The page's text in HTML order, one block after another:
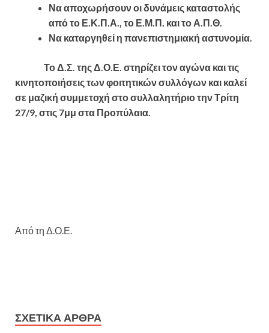
Να αποχωρήσουν οι δυνάμεις καταστολής
από το Ε.Κ.Π.Α., το Ε.Μ.Π. και το Α.Π.Θ.
Να καταργηθεί η πανεπιστημιακή αστυνομία.
Το Δ.Σ. της Δ.Ο.Ε. στηρίζει τον αγώνα και τις
κινητοποιήσεις των φοιτητικών συλλόγων και καλεί
σε μαζική συμμετοχή στο συλλαλητήριο την Τρίτη
27/9, στις 7μμ στα Προπύλαια.
Από τη Δ.Ο.Ε.
ΣΧΕΤΙΚΆ ΆΡΘΡΑ